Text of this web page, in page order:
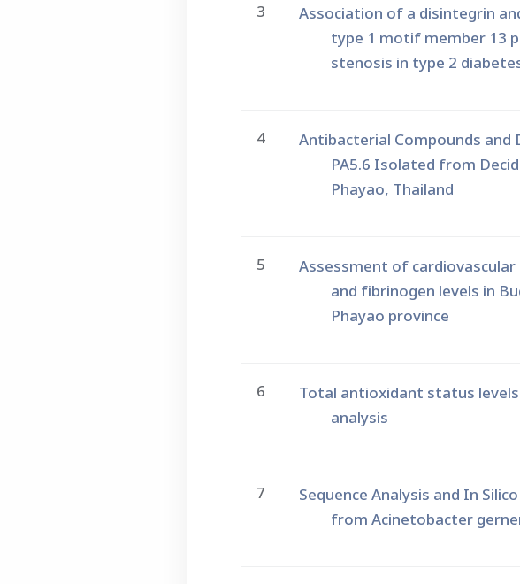
3
Association of a disintegrin
type 1 motif member 13
stenosis in type 2
4
Antibacterial Compounds
PA5.6 Isolated from
Phayao, Thailand
5
Assessment of cardiovascular
and fibrinogen levels in
Phayao province
6
Total antioxidant status
analysis
7
Sequence Analysis and In
from Acinetobacter